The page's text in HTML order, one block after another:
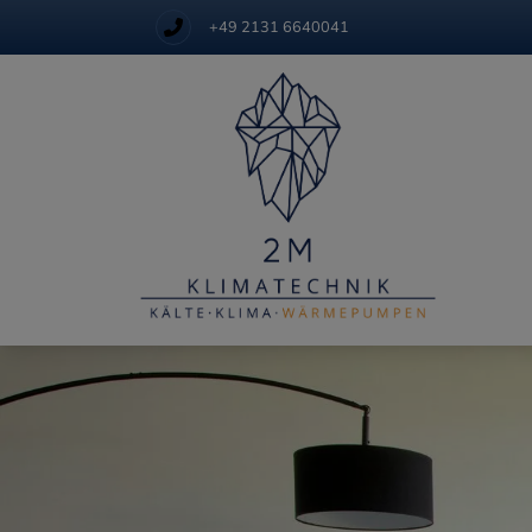
+49 2131 6640041